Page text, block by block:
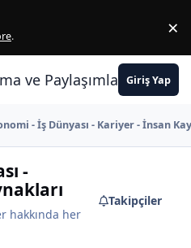
. ×
ve PaylaşımlarınGiriş Yap
- İş Dünyası - Kariyer - İnsan
-
hakkında her
Takipçiler